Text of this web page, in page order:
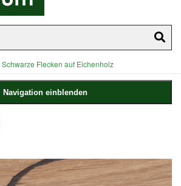
Schwarze Flecken auf Eichenholz
Navigation einblenden